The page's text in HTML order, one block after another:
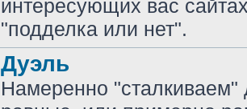
интересующих вас
"подделка или нет".
Дуэль
Намеренно "сталкиваем"